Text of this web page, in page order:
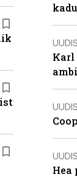
Karl
Hea